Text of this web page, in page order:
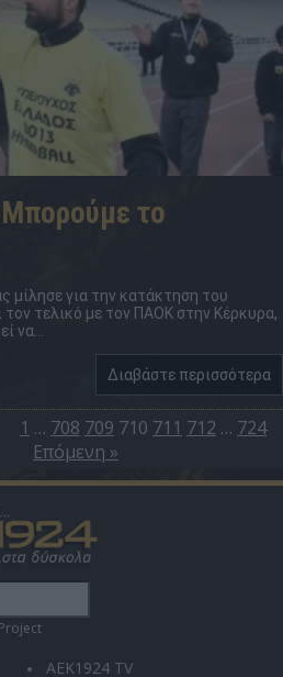
το
για την κατάκτηση του
τελικό με τον ΠΑΟΚ στην Κέρκυρα,
να...
Διαβάστε περισσότερα
1 … 708 709 710 711 712 … 724
Επόμενη »
AEK1924 TV